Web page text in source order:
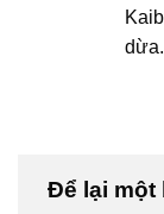
dừa.
Để lại một